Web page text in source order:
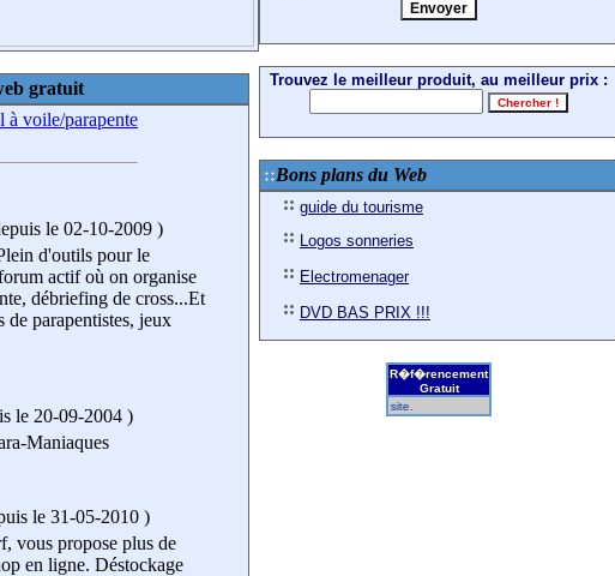
gratuit
à voile/parapente
le 02-10-2009 )
d'outils pour le
actif où on organise
débriefing de cross...Et
de parapentistes, jeux
le 20-09-2004 )
Maniaques
le 31-05-2010 )
vous propose plus de
en ligne. Déstockage
Trouvez le meilleur produit, au meilleur prix :
Bons plans du Web
guide du tourisme
Logos sonneries
Electromenager
DVD BAS PRIX !!!
R�f�rencement
Gratuit
R�f�rencez gratuitement votre site.